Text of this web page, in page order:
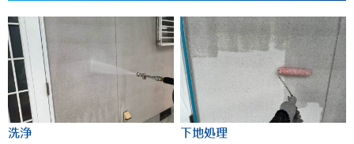
洗浄
下地処理